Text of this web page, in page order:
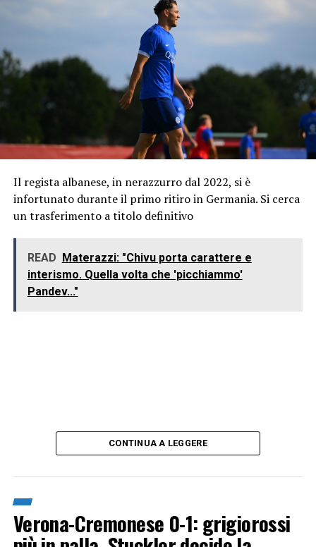
Il regista albanese, in nerazzurro dal 2022, si è
infortunato durante il primo ritiro in Germania. Si cerca
un trasferimento a titolo definitivo
READ Materazzi: "Chivu porta carattere e
interismo. Quella volta che 'picchiammo'
Pandev..."
CONTINUA A LEGGERE
Verona-Cremonese 0-1: grigiorossi